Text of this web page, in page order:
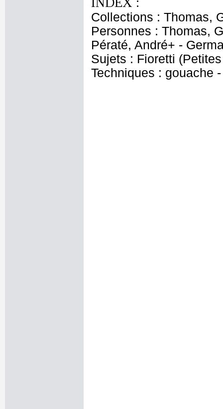
Collections : Thomas,
Personnes : Thomas,
Pératé, André+ -
Sujets : Fioretti
Techniques : gouache